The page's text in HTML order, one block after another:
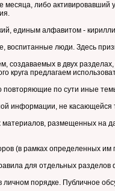
месяца, либо
единым алфавитом -
воспитанные люди. Здесь
создаваемых в двух
круга предлагаем
по сути иные
информации, не касающейся
размещенных на
(в рамках определенных
для отдельных
личном порядке. Публичное